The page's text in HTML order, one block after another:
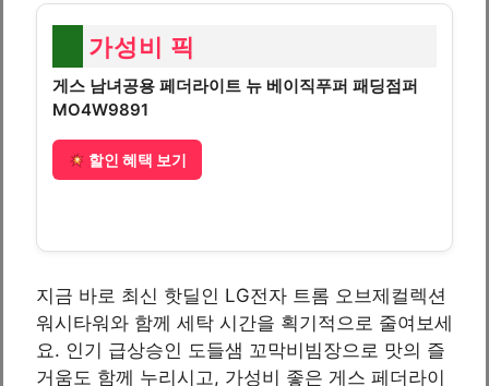
가성비 픽
게스 남녀공용 페더라이트 뉴 베이직푸퍼 패딩점퍼
MO4W9891
할인 혜택 보기
지금 바로 최신 핫딜인 LG전자 트롬 오브제컬렉션
워시타워와 함께 세탁 시간을 획기적으로 줄여보세
요. 인기 급상승인 도들샘 꼬막비빔장으로 맛의 즐
거움도 함께 누리시고, 가성비 좋은 게스 페더라이